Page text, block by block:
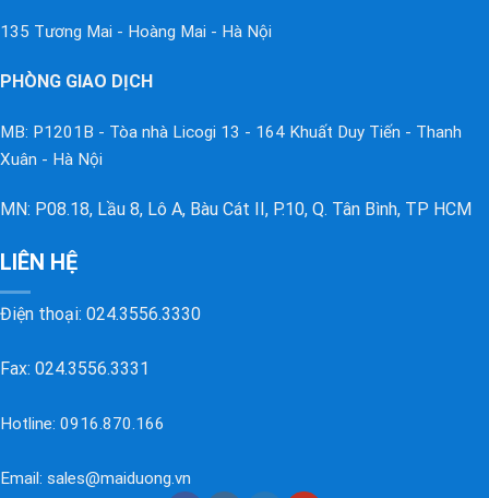
135 Tương Mai - Hoàng Mai - Hà Nội
PHÒNG GIAO DỊCH
MB: P1201B - Tòa nhà Licogi 13 - 164 Khuất Duy Tiến - Thanh
Xuân - Hà Nội
MN: P08.18, Lầu 8, Lô A, Bàu Cát II, P.10, Q. Tân Bình, TP HCM
LIÊN HỆ
Điện thoại: 024.3556.3330
Fax: 024.3556.3331
Hotline: 0916.870.166
Email: sales@maiduong.vn